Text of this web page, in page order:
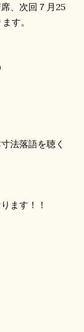
、次回７月25
す。
法落語を聴く
ます！！